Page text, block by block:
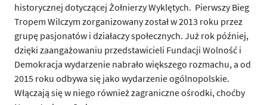
historycznej dotyczącej Żołnierzy Wyklętych. Pierwszy Bieg
Tropem Wilczym zorganizowany został w 2013 roku przez
grupę pasjonatów i działaczy społecznych. Już rok później,
dzięki zaangażowaniu przedstawicieli Fundacji Wolność i
Demokracja wydarzenie nabrało większego rozmachu, a od
2015 roku odbywa się jako wydarzenie ogólnopolskie.
Włączają się w niego również zagraniczne ośrodki, choćby